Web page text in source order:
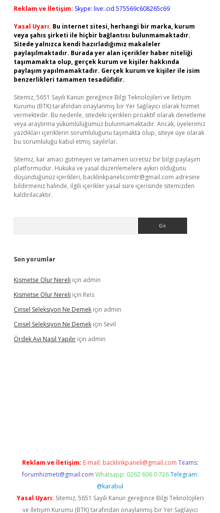
Reklam ve İletişim: Skype: live:.cid.575569c608265c69
Yasal Uyarı: Bu internet sitesi, herhangi bir marka, kurum
veya şahıs şirketi ile hiçbir bağlantısı bulunmamaktadır.
Sitede yalnızca kendi hazırladığımız makaleler
paylaşılmaktadır. Burada yer alan içerikler haber niteliği
taşımamakta olup, gerçek kurum ve kişiler hakkında
paylaşım yapılmamaktadır. Gerçek kurum ve kişiler ile isim
benzerlikleri tamamen tesadüfidir.
Sitemiz, 5651 Sayılı Kanun gereğince Bilgi Teknolojileri ve İletişim
Kurumu (BTK) tarafından onaylanmış bir Yer Sağlayıcı olarak hizmet
vermektedir. Bu nedenle, sitedeki içerikleri proaktif olarak denetleme
veya araştırma yükümlülüğümüz bulunmamaktadır. Ancak, üyelerimiz
yazdıkları içeriklerin sorumluluğunu taşımakta olup, siteye üye olarak
bu sorumluluğu kabul etmiş sayılırlar.
Sitemiz, kar amacı gütmeyen ve tamamen ücretsiz bir bilgi paylaşım
platformudur. Hukuka ve yasal düzenlemelere aykırı olduğunu
düşündüğünüz içerikleri, backlinkpanelicomtr@gmail.com adresine
bildirmeniz halinde, ilgili içerikler yasal süre içerisinde sitemizden
kaldırılacaktır.
Son yorumlar
Kismetse Olur Nereli için admin
Kismetse Olur Nereli için Reis
Cinsel Seleksiyon Ne Demek için admin
Cinsel Seleksiyon Ne Demek için Sevil
Ördek Avı Nasıl Yapılır için admin
Reklam ve İletişim: E-mail: backlinkpaneli@gmail.com Teams:
forumhizmeti@gmail.com Whatsapp: 0262 606 0 726 Telegram:
@karabul
Yasal Uyarı: Sitemiz, 5651 Sayılı Kanun gereğince Bilgi Teknolojileri
ve İletişim Kurumu (BTK) tarafından onaylanmış bir Yer Sağlayıcı